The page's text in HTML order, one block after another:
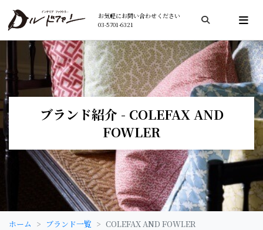
お気軽にお問い合わせください
03-5701-6321
検索
ブランド紹介 - COLEFAX AND
FOWLER
ホーム ブランド一覧 COLEFAX AND FOWLER